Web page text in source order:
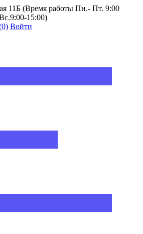
11Б (Время работы Пн.- Пт. 9:00
15:00)
Войти